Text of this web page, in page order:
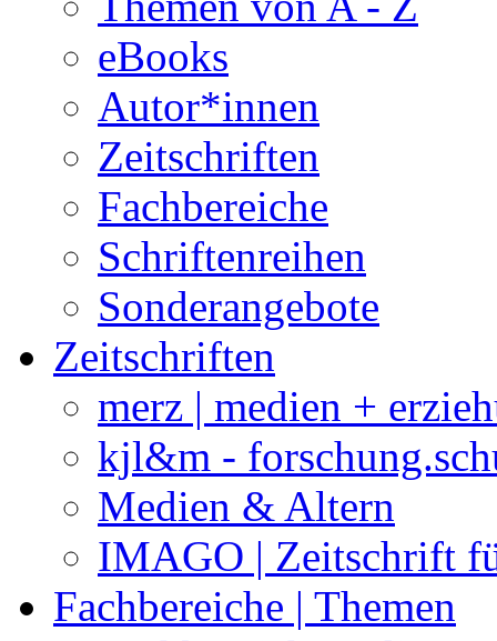
eBooks
Autor*innen
Zeitschriften
Fachbereiche
Schriftenreihen
Sonderangebote
Zeitschriften
merz | medien +
kjl&m -
Medien & Altern
IMAGO | Zeitschrift
Fachbereiche | Themen